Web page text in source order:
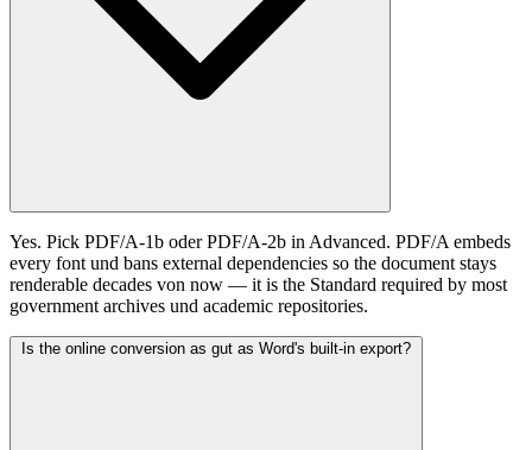
Yes. Pick PDF/A-1b oder PDF/A-2b in Advanced. PDF/A embeds
every font und bans external dependencies so the document stays
renderable decades von now — it is the Standard required by most
government archives und academic repositories.
Is the online conversion as gut as Word's built-in export?